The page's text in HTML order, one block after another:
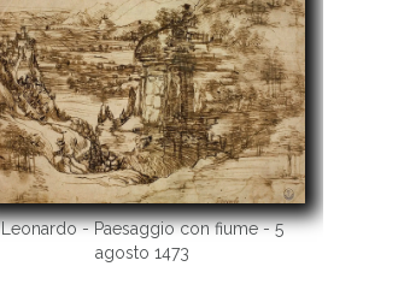
Leonardo - Paesaggio con fiume - 5
agosto 1473